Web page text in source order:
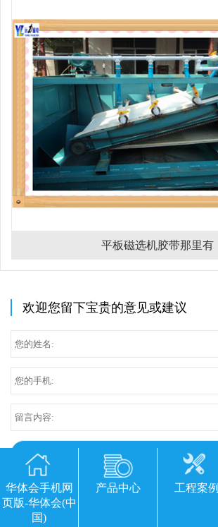
平板磁选机胶带那里有
欢迎您留下宝贵的意见或建议
华体会手机网
页版-华体会(中
国)
产品中心 工程案例